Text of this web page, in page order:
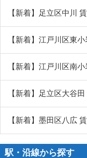
【新着】足立区中川
【新着】江戸川区東
【新着】江戸川区南
【新着】足立区大谷
【新着】墨田区八広
駅・沿線から探す